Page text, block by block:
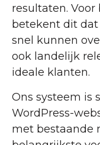
resultaten.
betekent dit
snel kunnen
ook landelijk
ideale klanten.
Ons systeem is
WordPress-
met bestaande